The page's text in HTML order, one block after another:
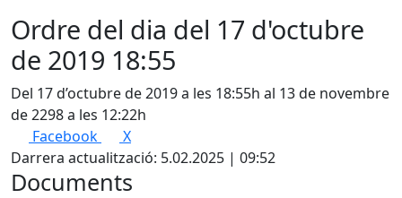
Ordre del dia del 17 d'octubre
de 2019 18:55
Del 17 d’octubre de 2019 a les 18:55h al 13 de novembre
de 2298 a les 12:22h
Facebook
X
Darrera actualització: 5.02.2025 | 09:52
Documents